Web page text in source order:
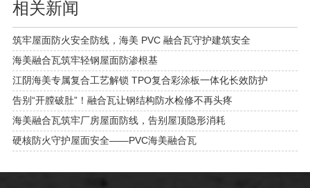
相关新闻
筑牢屋面防火安全防线，海美 PVC 融合瓦守护建筑安全
海美融合瓦筑牢轻钢屋面防渗根基
江阴海美专属复合工艺解锁 TPO复合彩涂板一体化长效防护
告别“开膛破肚”！融合瓦让钢结构防水检修不再头疼
海美融合瓦筑牢厂房屋面防线，告别屋顶隐形消耗
硬核防火守护屋面安全——PVC海美融合瓦